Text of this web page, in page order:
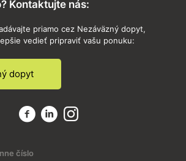
Kontaktujte nás:
priamo cez Nezáväzný dopyt,
vedieť pripraviť vašu ponuku:
dopyt
číslo